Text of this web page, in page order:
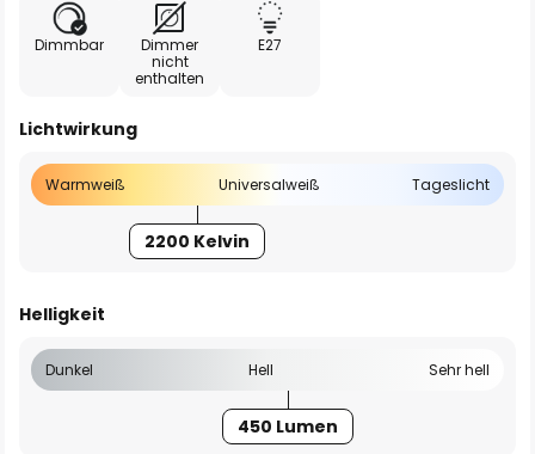
Dimmbar
Dimmer
nicht
enthalten
E27
Lichtwirkung
Warmweiß Universalweiß Tageslicht
2200 Kelvin
Helligkeit
Dunkel Hell Sehr hell
450 Lumen